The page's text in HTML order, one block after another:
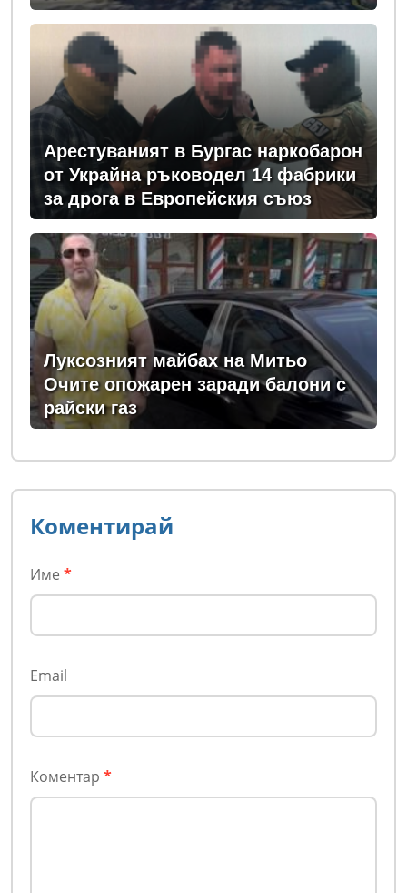
Арестуваният в Бургас наркобарон
от Украйна ръководел 14 фабрики
за дрога в Европейския съюз
Луксозният майбах на Митьо
Очите опожарен заради балони с
райски газ
Коментирай
Име *
Email
Коментар *